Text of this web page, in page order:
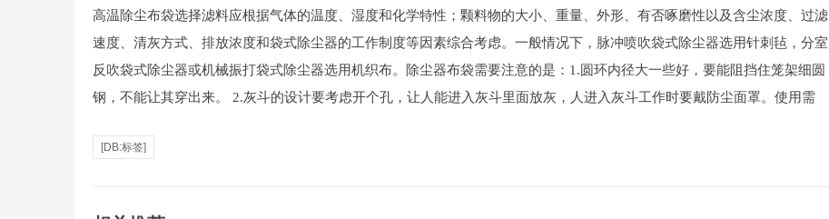
高温除尘布袋选择滤料应根据气体的温度、湿度和化学特性；颗料物的大小、重量、外形、有否啄磨性以及含尘浓度、过滤
速度、清灰方式、排放浓度和袋式除尘器的工作制度等因素综合考虑。一般情况下，脉冲喷吹袋式除尘器选用针刺毡，分室
反吹袋式除尘器或机械振打袋式除尘器选用机织布。除尘器布袋需要注意的是：1.圆环内径大一些好，要能阻挡住笼架细圆
钢，不能让其穿出来。 2.灰斗的设计要考虑开个孔，让人能进入灰斗里面放灰，人进入灰斗工作时要戴防尘面罩。使用需
[DB:标签]